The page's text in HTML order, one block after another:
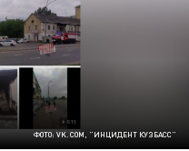
ФОТО: VK. COM, "ИНЦИДЕНТ КУЗБАСС"